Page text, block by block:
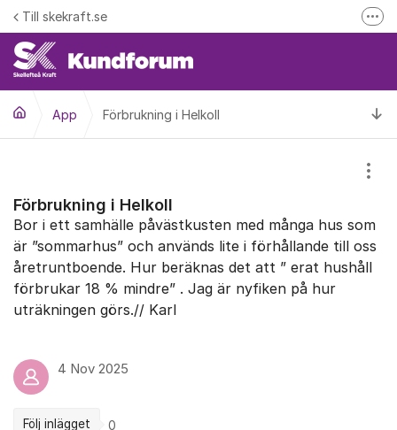
Hoppa till innehåll
Till skekraft.se
driftstörningar i el- fjärrvärme eller fibernätet
App Förbrukning i Helkoll
Förbrukning i Helkoll
Bor i ett samhälle påvästkusten med många hus som
är ”sommarhus” och används lite i förhållande till oss
åretruntboende. Hur beräknas det att ” erat hushåll
förbrukar 18 % mindre” . Jag är nyfiken på hur
uträkningen görs.// Karl
4 Nov 2025
Följ inlägget 0